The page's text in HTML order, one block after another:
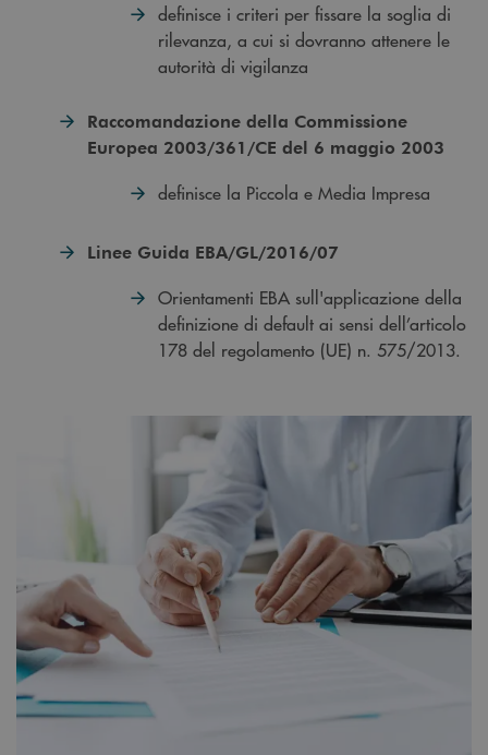
definisce i criteri per fissare la soglia di
rilevanza, a cui si dovranno attenere le
autorità di vigilanza
Raccomandazione della Commissione
Europea 2003/361/CE del 6 maggio 2003
definisce la Piccola e Media Impresa
Linee Guida EBA/GL/2016/07
Orientamenti EBA sull'applicazione della
definizione di default ai sensi dell’articolo
178 del regolamento (UE) n. 575/2013.